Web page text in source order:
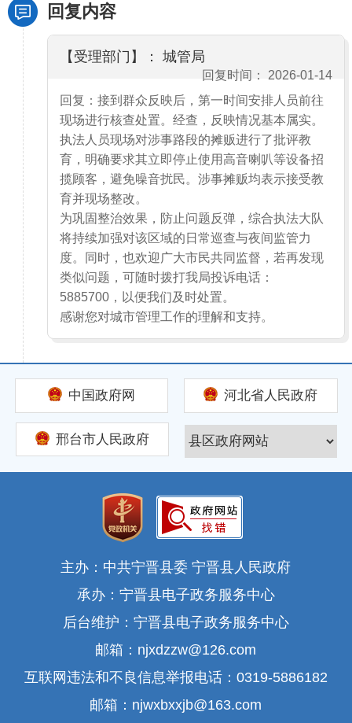
回复内容
【受理部门】： 城管局
回复时间： 2026-01-14
回复：接到群众反映后，第一时间安排人员前往
现场进行核查处置。经查，反映情况基本属实。
执法人员现场对涉事路段的摊贩进行了批评教
育，明确要求其立即停止使用高音喇叭等设备招
揽顾客，避免噪音扰民。涉事摊贩均表示接受教
育并现场整改。
为巩固整治效果，防止问题反弹，综合执法大队
将持续加强对该区域的日常巡查与夜间监管力
度。同时，也欢迎广大市民共同监督，若再发现
类似问题，可随时拨打我局投诉电话：
5885700，以便我们及时处置。
感谢您对城市管理工作的理解和支持。
中国政府网 河北省人民政府
邢台市人民政府
主办：中共宁晋县委 宁晋县人民政府
承办：宁晋县电子政务服务中心
后台维护：宁晋县电子政务服务中心
邮箱：njxdzzw@126.com
互联网违法和不良信息举报电话：0319-5886182
邮箱：njwxbxxjb@163.com